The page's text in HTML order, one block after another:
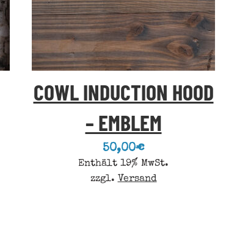
COWL INDUCTION HOOD
– EMBLEM
50,00€
Enthält 19% MwSt.
zzgl. Versand